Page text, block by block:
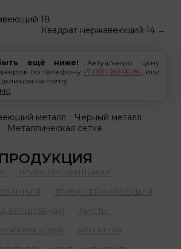
18
Квадрат нержавеющий 14 →
ещё ниже! Актуальную цену
по телефону +7 (391) 269-90-86 , или
на почту
металл
Черный металл
Металлическая сетка
ПРОДУКЦИЯ
ТРУБА ПРОФИЛЬНАЯ
ТРУБА НЕРЖАВЕЮЩАЯ
БЕСШОВНАЯ
ЛИСТЫ
АРМАТУРА